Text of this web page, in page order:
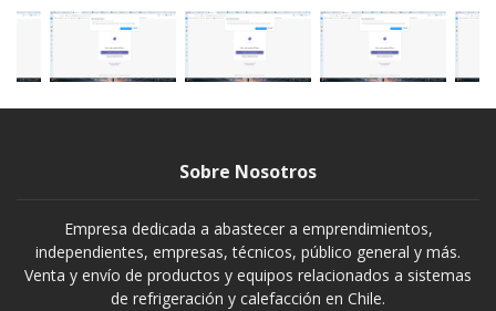
Sobre Nosotros
Empresa dedicada a abastecer a emprendimientos,
independientes, empresas, técnicos, público general y más.
Venta y envío de productos y equipos relacionados a sistemas
de refrigeración y calefacción en Chile.